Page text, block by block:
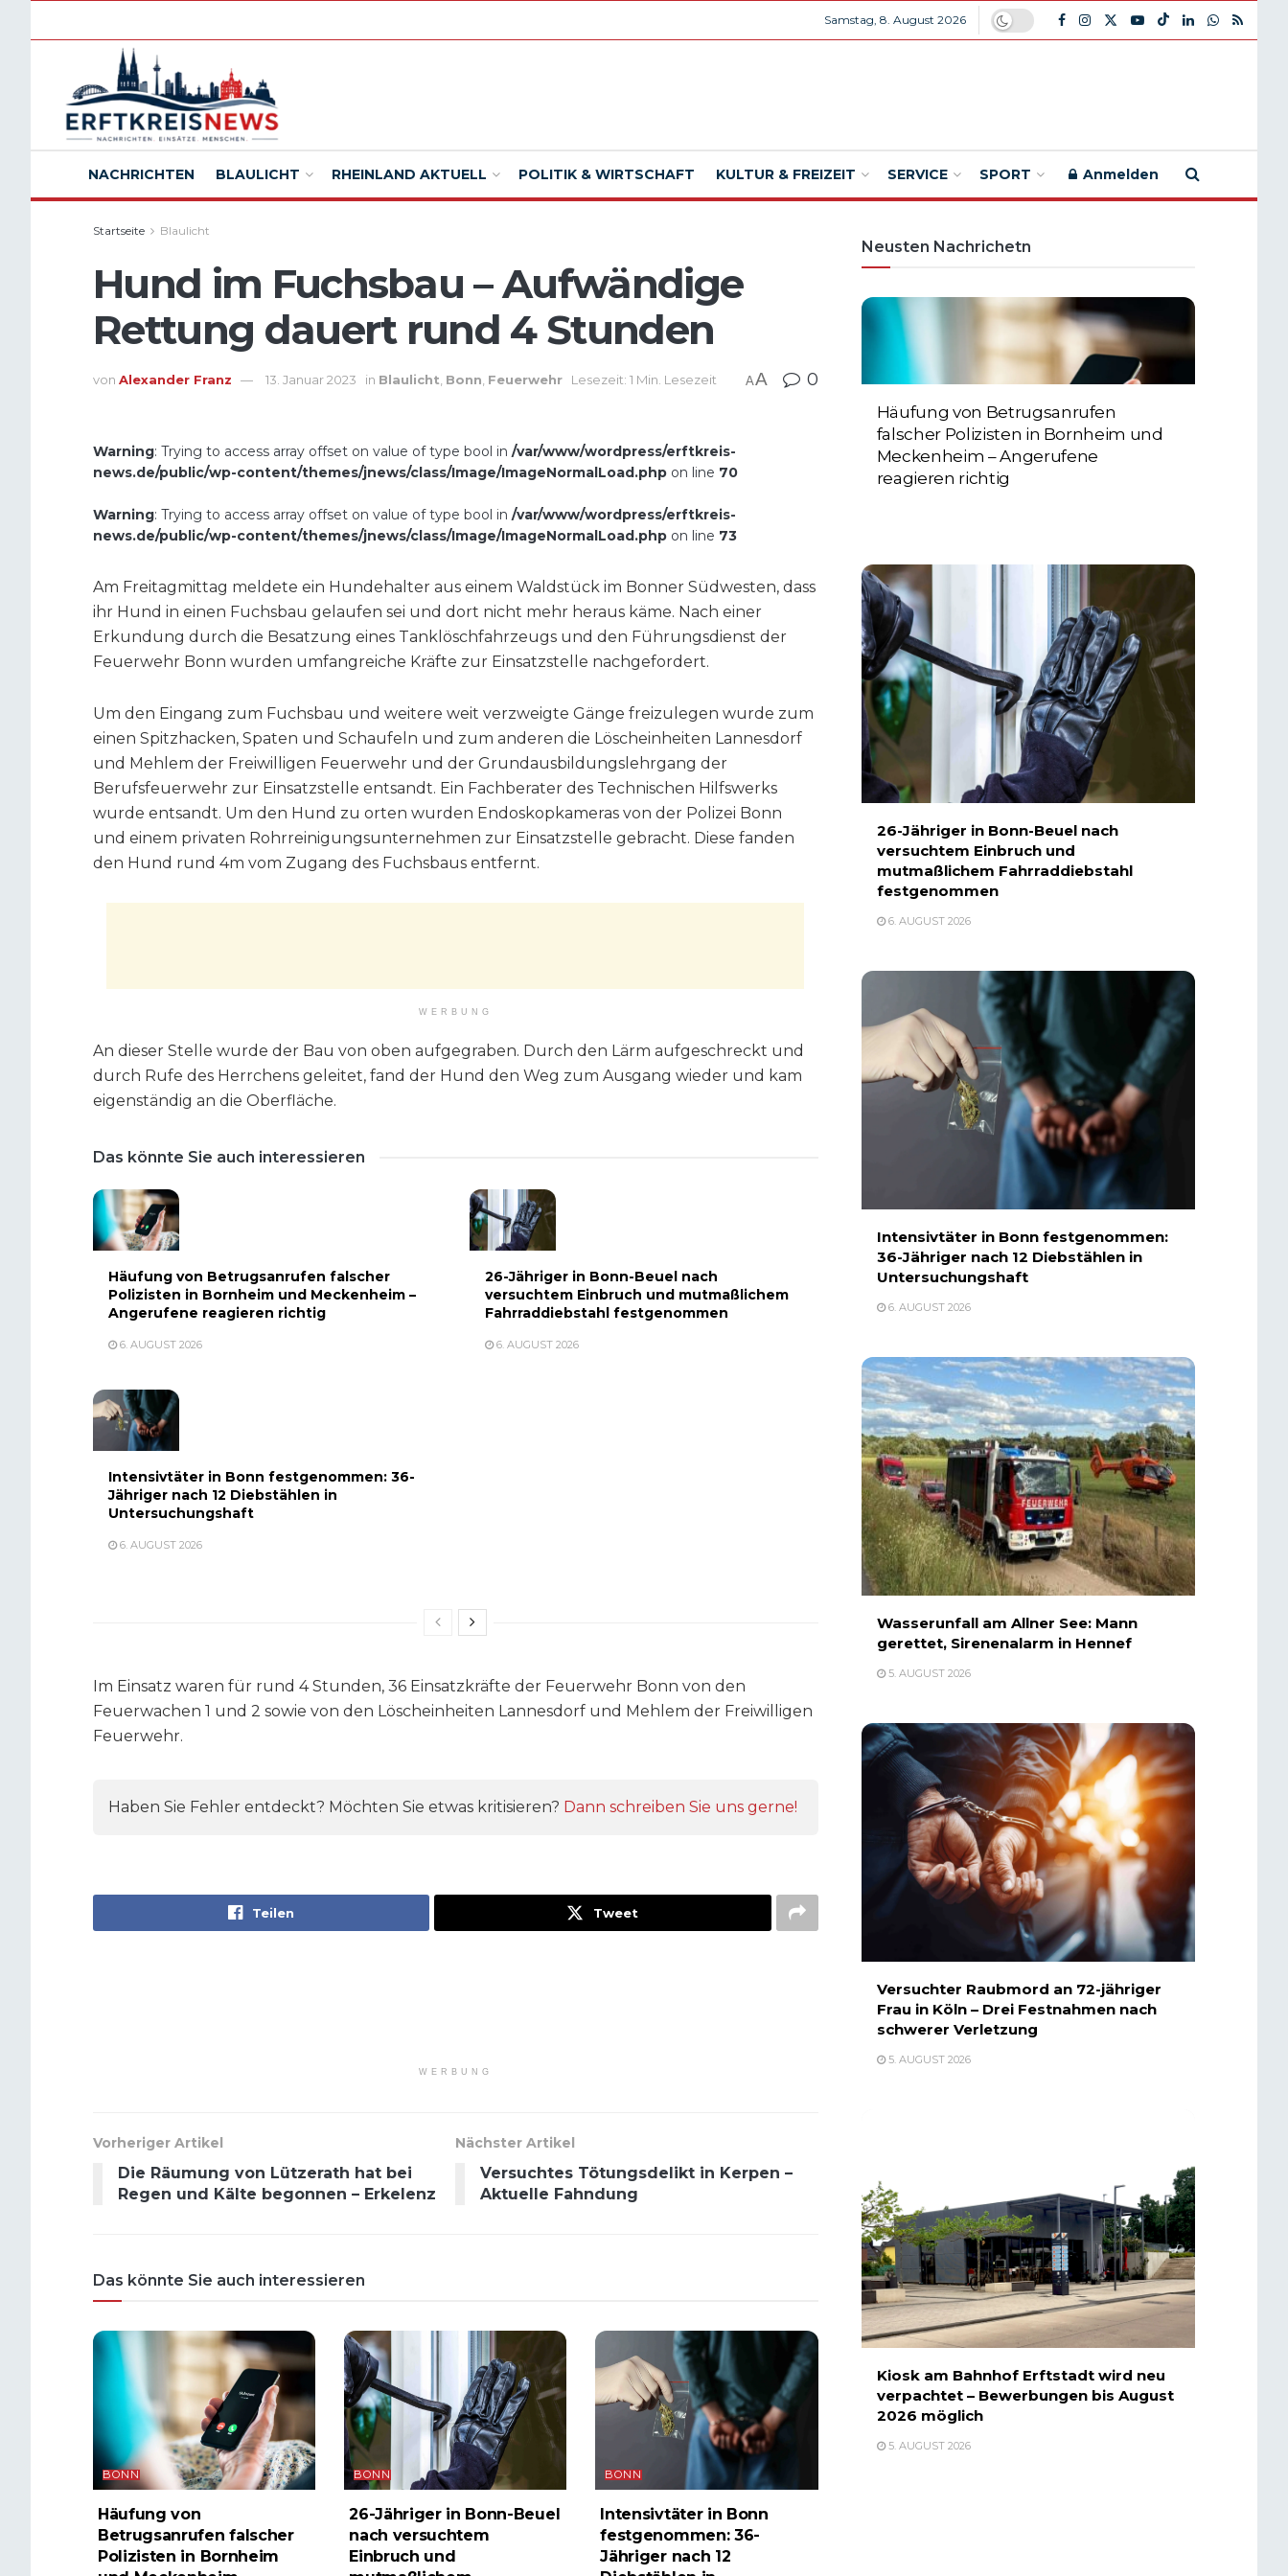
Samstag, 8. August 2026
NACHRICHTEN BLAULICHT RHEINLAND AKTUELL POLITIK & WIRTSCHAFT KULTUR & FREIZEIT SERVICE SPORT Anmelden
Startseite Blaulicht
Hund im Fuchsbau – Aufwändige
Rettung dauert rund 4 Stunden
von Alexander Franz 13. Januar 2023 in Blaulicht, Bonn, Feuerwehr Lesezeit: 1 Min. Lesezeit AA 0
Warning: Trying to access array offset on value of type bool in /var/www/wordpress/erftkreis-
news.de/public/wp-content/themes/jnews/class/Image/ImageNormalLoad.php on line 70
Warning: Trying to access array offset on value of type bool in /var/www/wordpress/erftkreis-
news.de/public/wp-content/themes/jnews/class/Image/ImageNormalLoad.php on line 73
Am Freitagmittag meldete ein Hundehalter aus einem Waldstück im Bonner Südwesten, dass
ihr Hund in einen Fuchsbau gelaufen sei und dort nicht mehr heraus käme. Nach einer
Erkundung durch die Besatzung eines Tanklöschfahrzeugs und den Führungsdienst der
Feuerwehr Bonn wurden umfangreiche Kräfte zur Einsatzstelle nachgefordert.
Um den Eingang zum Fuchsbau und weitere weit verzweigte Gänge freizulegen wurde zum
einen Spitzhacken, Spaten und Schaufeln und zum anderen die Löscheinheiten Lannesdorf
und Mehlem der Freiwilligen Feuerwehr und der Grundausbildungslehrgang der
Berufsfeuerwehr zur Einsatzstelle entsandt. Ein Fachberater des Technischen Hilfswerks
wurde entsandt. Um den Hund zu orten wurden Endoskopkameras von der Polizei Bonn
und einem privaten Rohrreinigungsunternehmen zur Einsatzstelle gebracht. Diese fanden
den Hund rund 4m vom Zugang des Fuchsbaus entfernt.
WERBUNG
An dieser Stelle wurde der Bau von oben aufgegraben. Durch den Lärm aufgeschreckt und
durch Rufe des Herrchens geleitet, fand der Hund den Weg zum Ausgang wieder und kam
eigenständig an die Oberfläche.
Das könnte Sie auch interessieren
Häufung von Betrugsanrufen falscher
Polizisten in Bornheim und Meckenheim –
Angerufene reagieren richtig
6. AUGUST 2026
26-Jähriger in Bonn-Beuel nach
versuchtem Einbruch und mutmaßlichem
Fahrraddiebstahl festgenommen
6. AUGUST 2026
Intensivtäter in Bonn festgenommen: 36-
Jähriger nach 12 Diebstählen in
Untersuchungshaft
6. AUGUST 2026
Im Einsatz waren für rund 4 Stunden, 36 Einsatzkräfte der Feuerwehr Bonn von den
Feuerwachen 1 und 2 sowie von den Löscheinheiten Lannesdorf und Mehlem der Freiwilligen
Feuerwehr.
Haben Sie Fehler entdeckt? Möchten Sie etwas kritisieren? Dann schreiben Sie uns gerne!
Teilen Tweet
WERBUNG
Vorheriger Artikel
Die Räumung von Lützerath hat bei
Regen und Kälte begonnen – Erkelenz
Nächster Artikel
Versuchtes Tötungsdelikt in Kerpen –
Aktuelle Fahndung
Das könnte Sie auch interessieren
BONN
Häufung von
Betrugsanrufen falscher
Polizisten in Bornheim
BONN
26-Jähriger in Bonn-Beuel
nach versuchtem
Einbruch und
BONN
Intensivtäter in Bonn
festgenommen: 36-
Jähriger nach 12
Neusten Nachrichetn
Häufung von Betrugsanrufen
falscher Polizisten in Bornheim und
Meckenheim – Angerufene
reagieren richtig
26-Jähriger in Bonn-Beuel nach
versuchtem Einbruch und
mutmaßlichem Fahrraddiebstahl
festgenommen
6. AUGUST 2026
Intensivtäter in Bonn festgenommen:
36-Jähriger nach 12 Diebstählen in
Untersuchungshaft
6. AUGUST 2026
Wasserunfall am Allner See: Mann
gerettet, Sirenenalarm in Hennef
5. AUGUST 2026
Versuchter Raubmord an 72-jähriger
Frau in Köln – Drei Festnahmen nach
schwerer Verletzung
5. AUGUST 2026
Kiosk am Bahnhof Erftstadt wird neu
verpachtet – Bewerbungen bis August
2026 möglich
5. AUGUST 2026